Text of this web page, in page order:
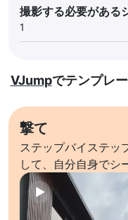
撮影する必要がある
1
VJumpでテンプレ
撃て
ステップバイステッ
して、自分自身でシ